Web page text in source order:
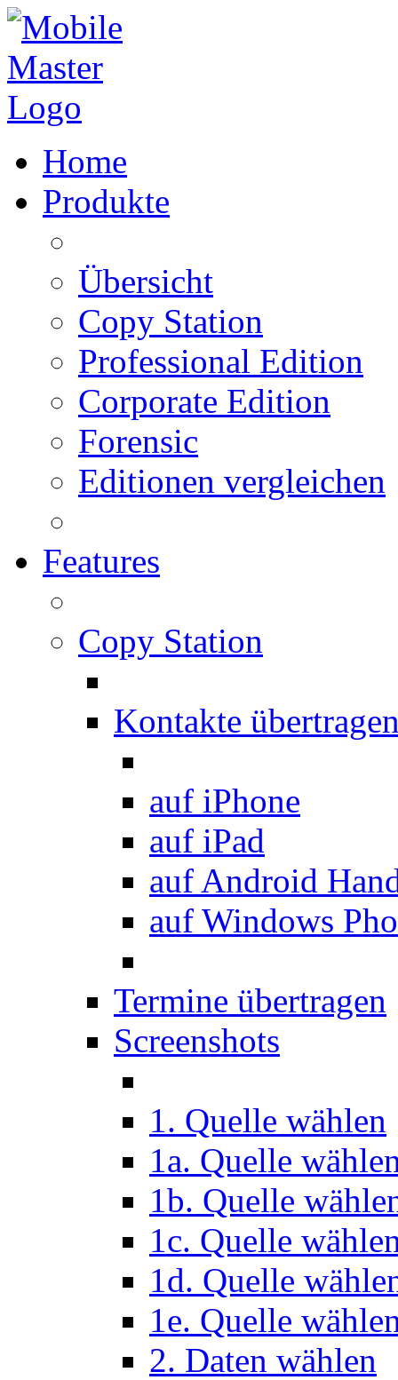
Home
Produkte
Übersicht
Copy Station
Professional Edition
Corporate Edition
Forensic
Editionen vergleichen
Features
Copy Station
Kontakte
auf iPhone
auf iPad
auf Android
auf Windows
Termine übertragen
Screenshots
1. Quelle wählen
1a. Quelle
1b. Quelle
1c. Quelle
1d. Quelle
1e. Quelle
2. Daten wählen